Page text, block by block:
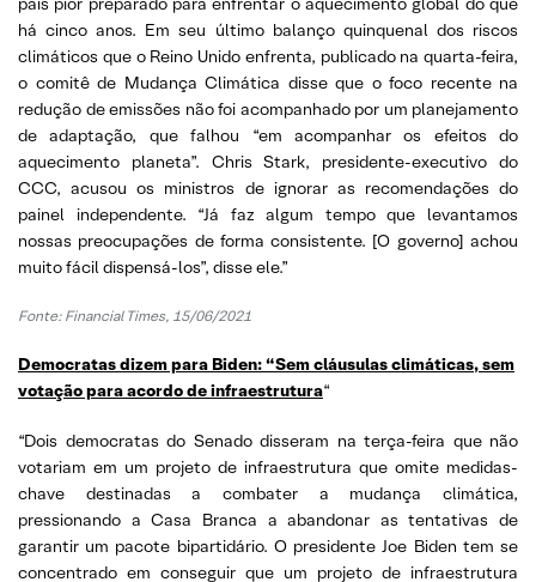
há cinco anos. Em seu último balanço quinquenal dos riscos
climáticos que o Reino Unido enfrenta, publicado na quarta-feira,
o comitê de Mudança Climática disse que o foco recente na
redução de emissões não foi acompanhado por um planejamento
de adaptação, que falhou “em acompanhar os efeitos do
aquecimento planeta”. Chris Stark, presidente-executivo do
CCC, acusou os ministros de ignorar as recomendações do
painel independente. “Já faz algum tempo que levantamos
nossas preocupações de forma consistente. [O governo] achou
muito fácil dispensá-los”, disse ele.”
Fonte: Financial Times, 15/06/2021
Democratas dizem para Biden: “Sem cláusulas climáticas, sem
votação para acordo de infraestrutura“
“Dois democratas do Senado disseram na terça-feira que não
votariam em um projeto de infraestrutura que omite medidas-
chave destinadas a combater a mudança climática,
pressionando a Casa Branca a abandonar as tentativas de
garantir um pacote bipartidário. O presidente Joe Biden tem se
concentrado em conseguir que um projeto de infraestrutura